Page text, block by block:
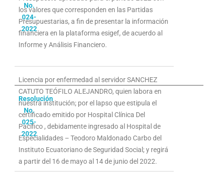
los valores que corresponden en las Partidas
Presupuestarias, a fin de presentar la información
financiera en la plataforma esigef, de acuerdo al
Informe y Análisis Financiero.
No.
024-
2022
Licencia por enfermedad al servidor SANCHEZ
CATUTO TEÓFILO ALEJANDRO, quien labora en
nuestra institución; por el lapso que estipula el
certificado emitido por Hospital Clínica Del
Pacífico , debidamente ingresado al Hospital de
Especialidades – Teodoro Maldonado Carbo del
Instituto Ecuatoriano de Seguridad Social; y regirá
a partir del 16 de mayo al 14 de junio del 2022.
Resolución
No.
025-
2022